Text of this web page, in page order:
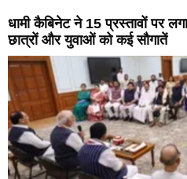
धामी कैबिनेट ने 15 प्रस्तावों पर
छात्रों और युवाओं को कई सौगातें